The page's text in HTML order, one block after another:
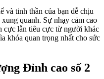
và tinh thần của bạn dễ chịu
quanh. Sự nhạy cảm cao
cực lẫn tiêu cực từ người khác
khóa quan trọng nhất cho sức
Đỉnh cao số 2